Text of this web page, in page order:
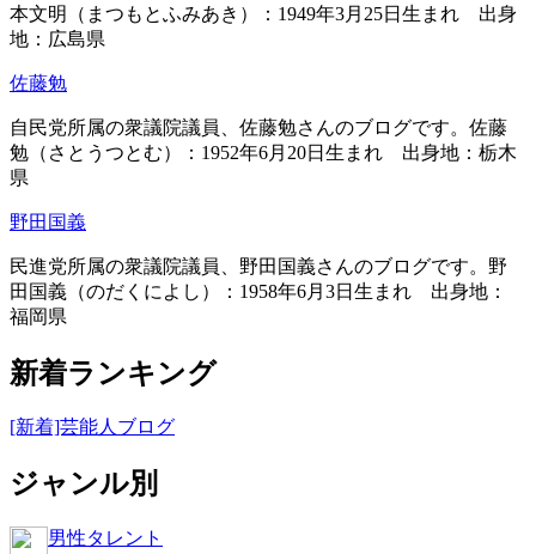
本文明（まつもとふみあき）：1949年3月25日生まれ 出身
地：広島県
佐藤勉
自民党所属の衆議院議員、佐藤勉さんのブログです。佐藤
勉（さとうつとむ）：1952年6月20日生まれ 出身地：栃木
県
野田国義
民進党所属の衆議院議員、野田国義さんのブログです。野
田国義（のだくによし）：1958年6月3日生まれ 出身地：
福岡県
新着ランキング
[新着]芸能人ブログ
ジャンル別
男性タレント